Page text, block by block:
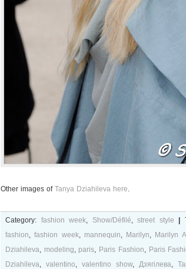
Other images of Tanya Dziahileva here.
Category: fashion week, Show/Défilé,street style
fashion,fashion week, mannequin, Marilyn, Marilyn
Dziahileva, modeling, paris, Paris Fashion, Paris
Dziahileva, valentino, valentino show, Дзягілева,